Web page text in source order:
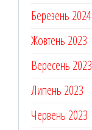
Березень 2024
Жовтень 2023
Вересень 2023
Липень 2023
Червень 2023